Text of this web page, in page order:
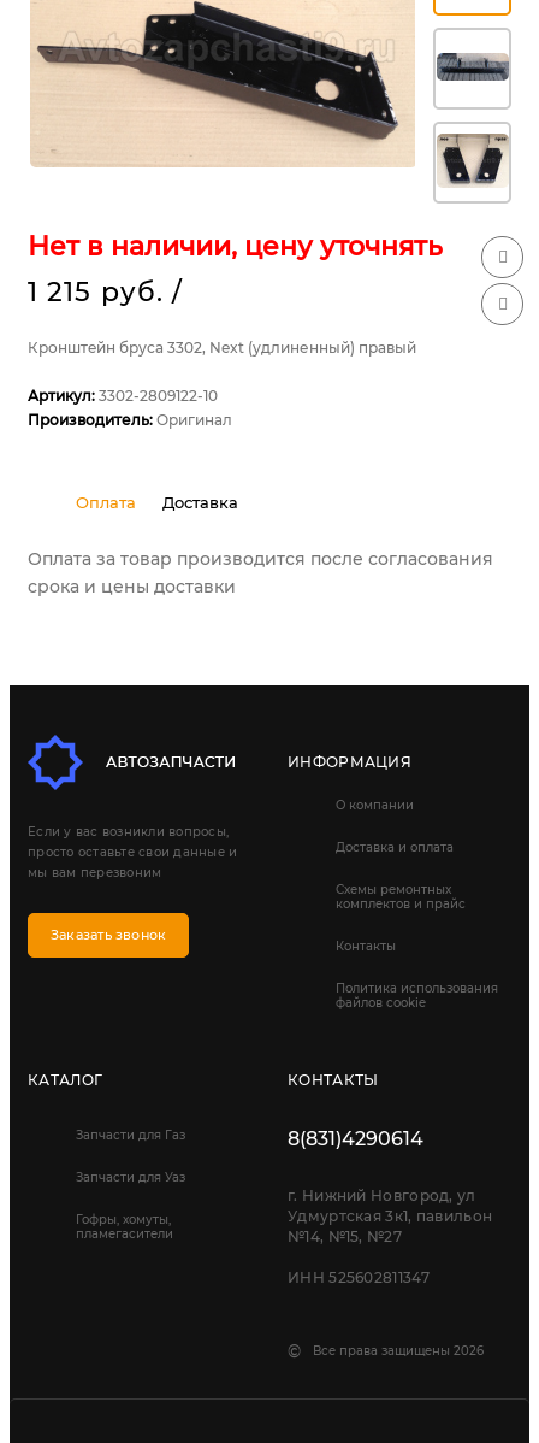
Нет в наличии, цену уточнять
1 215 руб. /
Кронштeйн бруса 3302, Next (удлиненный) правый
Артикул: 3302-2809122-10
Производитель: Оригинал
Оплата Доставка
Оплата за товар производится после согласования
срока и цены доставки
Если у вас возникли вопросы,
просто оставьте свои данные и
мы вам перезвоним
Заказать звонок
ИНФОРМАЦИЯ
О компании
Доставка и оплата
Схемы ремонтных
комплектов и прайс
Контакты
Политика использования
файлов cookie
КАТАЛОГ
Запчасти для Газ
Запчасти для Уаз
Гофры, хомуты,
пламегасители
КОНТАКТЫ
8(831)4290614
г. Нижний Новгород, ул
Удмуртская 3к1, павильон
№14, №15, №27
ИНН 525602811347
© Все права защищены 2026